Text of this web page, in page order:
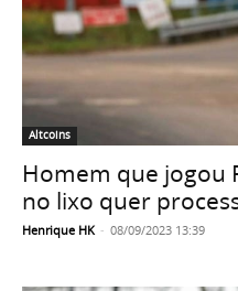
Altcoins
Homem que jogou
no lixo quer
Henrique HK - 08/09/2023 13:39